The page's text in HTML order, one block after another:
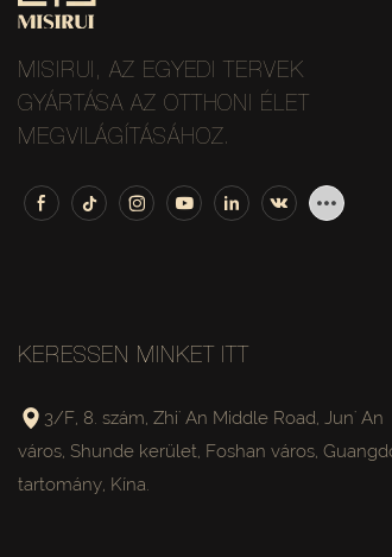
MISIRUI, AZ EGYEDI TERVEK
GYÁRTÁSA AZ OTTHONI ÉLET
MEGVILÁGÍTÁSÁHOZ.
KERESSEN MINKET ITT
3/F, 8. szám, Zhi' An Middle Road, Jun' An
város, Shunde kerület, Foshan város,
tartomány, Kína.